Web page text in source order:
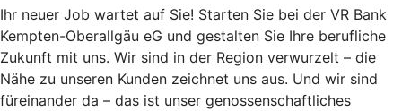
Ihr neuer Job wartet auf Sie! Starten Sie bei der VR Bank
Kempten-Oberallgäu eG und gestalten Sie Ihre berufliche
Zukunft mit uns. Wir sind in der Region verwurzelt – die
Nähe zu unseren Kunden zeichnet uns aus. Und wir sind
füreinander da – das ist unser genossenschaftliches